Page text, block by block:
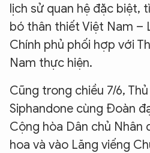
lịch sử quan hệ đặc biệt,
bó thân thiết Việt Nam –
Chính phủ phối hợp với
Nam thực hiện.
Cũng trong chiều 7/6,
Siphandone cùng Đoàn
Cộng hòa Dân chủ Nhân
hoa và vào Lăng viếng